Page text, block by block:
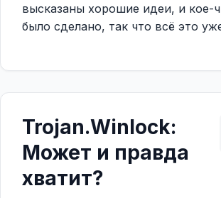
высказаны хорошие идеи, и кое-
было сделано, так что всё это
Trojan.Winlock:
Может и правда
хватит?